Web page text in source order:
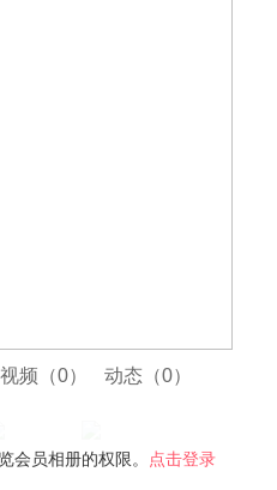
视频（0） 动态（0）
会员相册的权限。 点击登录